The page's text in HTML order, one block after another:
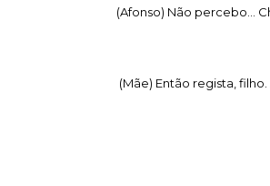
(Afonso) Não percebo...
(Mãe) Então regista,